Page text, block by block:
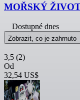
MOŘSKÝ
Dostupné dnes
Zobrazit, co je zahrnuto
3,5 (2)
Od
32,54 US$